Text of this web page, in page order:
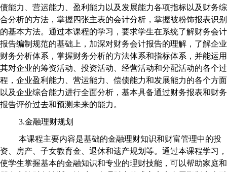
债能力、营运能力、盈利能力以及发展能力各项指标以及财务综
合分析的方法，掌握四张主表的会计分析，掌握被粉饰报表识别
的基本方法。通过本课程的学习，要求学生在系统了解财务会计
报告编制规范的基础上，加深对财务会计报告的理解，了解企业
财务分析体系，掌握财务分析的方法体系和指标体系，并能运用
其对企业的筹资活动、投资活动、经营活动和分配活动的各个过
程，企业盈利能力、营运能力、偿债能力和发展能力的各个方面
以及企业综合能力进行全面分析，基本具备通过财务报表和财务
报告评价过去和预测未来的能力。
3.金融理财规划
本课程主要内容是基础的金融理财知识和财富管理中的投
资、房产、子女教育金、退休和遗产规划等。通过本课程学习，
使学生掌握基本的金融知识和专业的理财技能，可以帮助家庭和